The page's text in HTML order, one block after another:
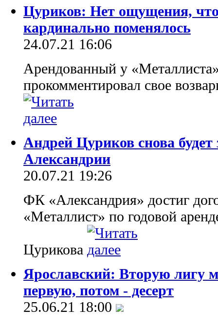
Цуриков: Нет ощущения,
кардинально поменялось
24.07.21 16:06
Арендованный у
прокомментировал свое
Андрей Цуриков снова
Александрии
20.07.21 19:26
ФК «Александрия» достиг
«Металлист» по годовой
Цурикова
Ярославский: Вторую лигу
первую, потом - десерт
25.06.21 18:00